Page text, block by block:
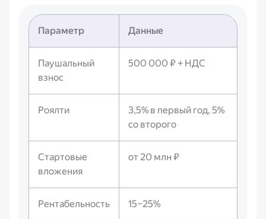
Параметр Данные
Паушальный
взнос
500 000 ₽ + НДС
Роялти
3,5% в первый год, 5%
со второго
Стартовые
вложения
от 20 млн ₽
Рентабельность 15–25%